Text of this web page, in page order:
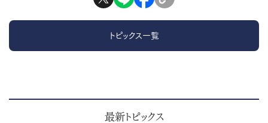
トピックス一覧
最新トピックス